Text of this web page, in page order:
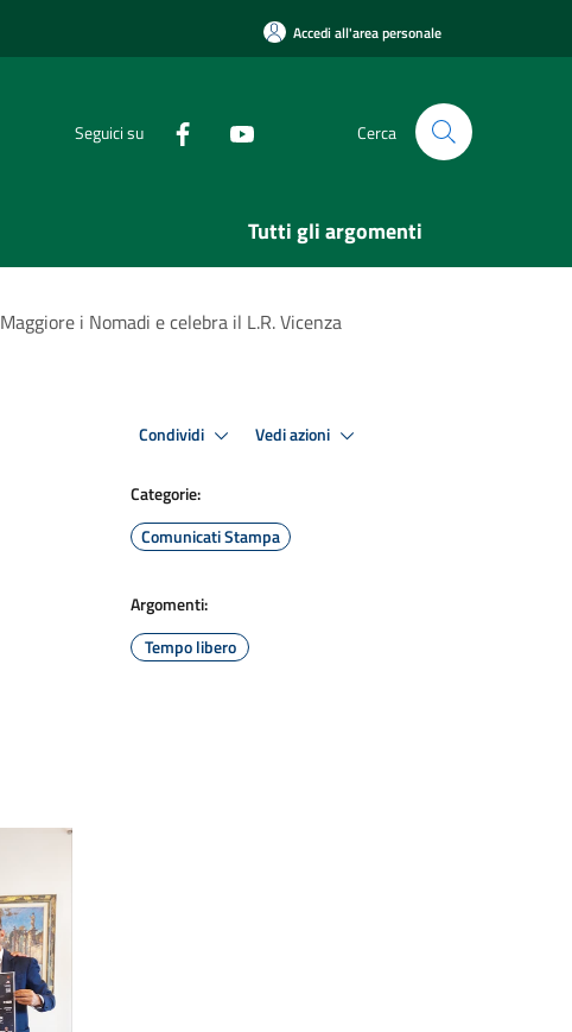
Accedi all'area personale
Seguici su Cerca
Tutti gli argomenti
i Nomadi e celebra il L.R. Vicenza
Condividi Vedi azioni
Categorie:
Comunicati Stampa
Argomenti:
Tempo libero